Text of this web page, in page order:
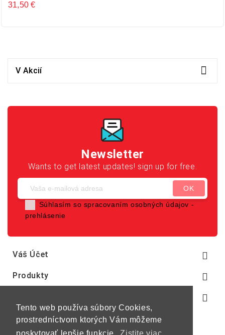
Tento web používa súbory Cookies,
prostredníctvom ktorých Vám môžeme
31,50 €
V Akcií 
Newsletter
Wants to get latest updates! sign up for free.
Súhlasím so spracovaním osobných údajov -
prehlásenie
Váš Účet 
Produkty 
